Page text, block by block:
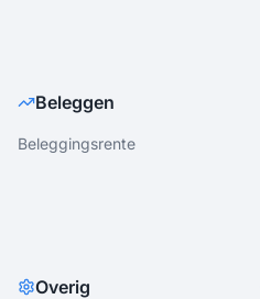
Beleggen
Beleggingsrente
Overig